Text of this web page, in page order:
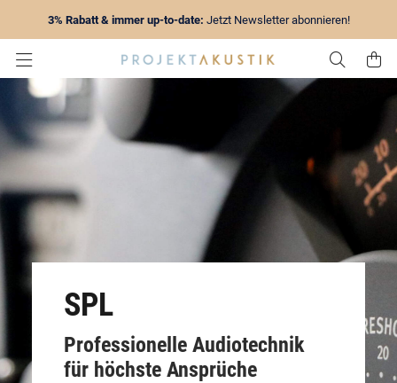
3% Rabatt & immer up-to-date: Jetzt Newsletter abonnieren!
Zur
SPL
Professionelle Audiotechnik
für höchste Ansprüche